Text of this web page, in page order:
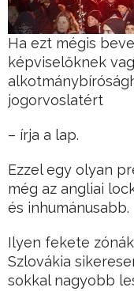
Ha ezt mégis
képviselőknek
jogorvoslatért
– írja a lap.
Ezzel egy olyan
még az angliai
és inhumánusabb.
Ilyen fekete
Szlovákia
sokkal nagyobb